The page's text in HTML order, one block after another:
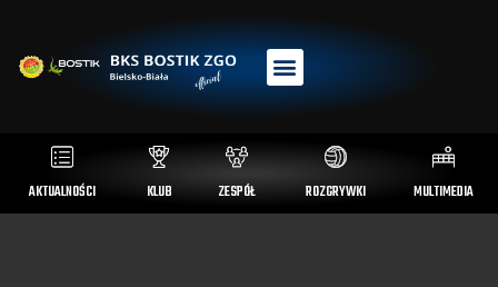
AKTUALNOŚCI KLUB ZESPÓŁ ROZGRYWKI MULTIMEDIA